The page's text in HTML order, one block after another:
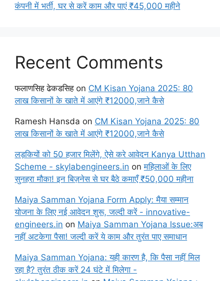
कंपनी में भर्ती, घर से करें काम और पाएं ₹45,000 महीने
Recent Comments
फलाणसिह ढेकडसिहon CM Kisan Yojana 2025: 80
लाख किसानों के खाते में आएंगे ₹12000,जाने कैसे
Ramesh Hansda on CM Kisan Yojana 2025: 80
लाख किसानों के खाते में आएंगे ₹12000,जाने कैसे
लड़कियों को 50 हजार मिलेंगे, ऐसे करे आवेदन Kanya Utthan
Scheme - skylabengineers.in onमहिलाओं के लिए
सुनहरा मौका! इन बिज़नेस से घर बैठे कमाएँ ₹50,000 महीना
Maiya Samman Yojana Form Apply: मैया सम्मान
योजना के लिए नई आवेदन शुरू, जल्दी करें - innovative-
engineers.in on Maiya Samman Yojana Issue:अब
नहीं अटकेगा पैसा! जल्दी करें ये काम और तुरंत पाए समाधान
Maiya Samman Yojana: यही कारण है, कि पैसा नहीं मिल
रहा है? तुरंत ठीक करें 24 घंटे में मिलेगा -